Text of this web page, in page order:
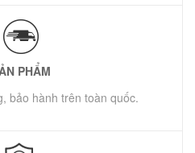
PHẨM
bảo hành trên toàn quốc.